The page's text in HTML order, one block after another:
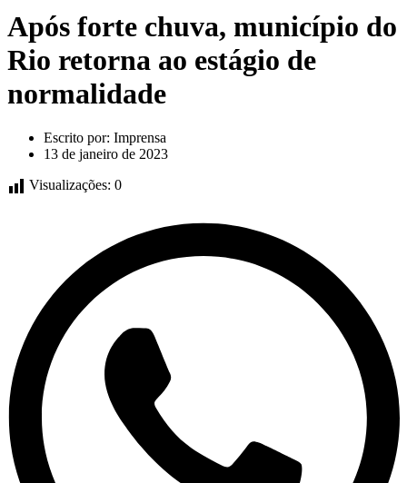
Após forte chuva, município do
Rio retorna ao estágio de
normalidade
Escrito por: Imprensa
13 de janeiro de 2023
Visualizações: 0